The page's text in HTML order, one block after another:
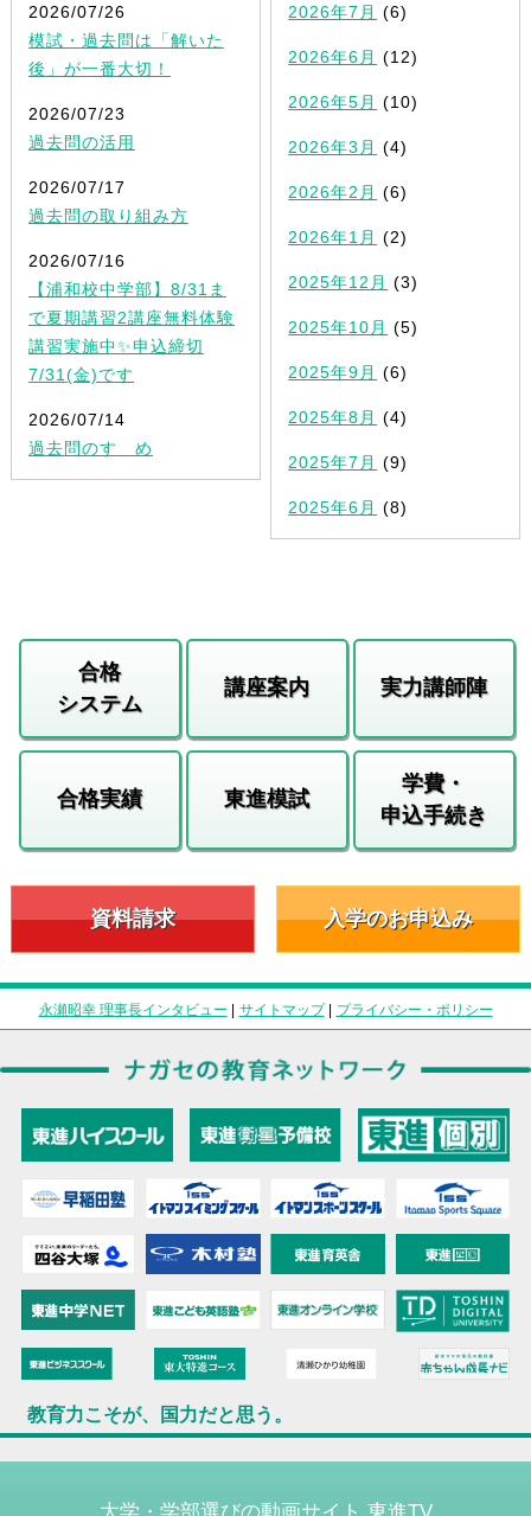
2026/07/26
模試・過去問は「解いた
後」が一番大切！
2026/07/23
過去問の活用
2026/07/17
過去問の取り組み方
2026/07/16
【浦和校中学部】8/31ま
で夏期講習2講座無料体験
講習実施中✨申込締切
7/31(金)です
2026/07/14
過去問のすゝめ
2026年7月 (6)
2026年6月 (12)
2026年5月 (10)
2026年3月 (4)
2026年2月 (6)
2026年1月 (2)
2025年12月 (3)
2025年10月 (5)
2025年9月 (6)
2025年8月 (4)
2025年7月 (9)
2025年6月 (8)
合格
システム
講座案内 実力講師陣
合格実績 東進模試
学費・
申込手続き
資料請求 入学のお申込み
永瀬昭幸 理事長インタビュー | サイトマップ| プライバシー・ポリシー
教育力こそが、国力だと思う。